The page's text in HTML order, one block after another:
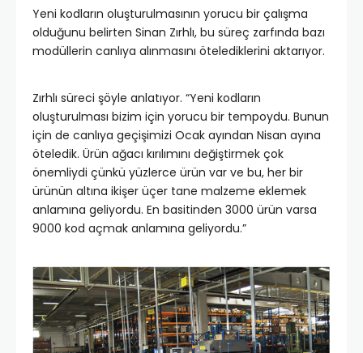
Yeni kodların oluşturulmasının yorucu bir çalışma
olduğunu belirten Sinan Zırhlı, bu süreç zarfında bazı
modüllerin canlıya alınmasını ötelediklerini aktarıyor.
Zırhlı süreci şöyle anlatıyor. “Yeni kodların
oluşturulması bizim için yorucu bir tempoydu. Bunun
için de canlıya geçişimizi Ocak ayından Nisan ayına
öteledik. Ürün ağacı kırılımını değiştirmek çok
önemliydi çünkü yüzlerce ürün var ve bu, her bir
ürünün altına ikişer üçer tane malzeme eklemek
anlamına geliyordu. En basitinden 3000 ürün varsa
9000 kod açmak anlamına geliyordu.”